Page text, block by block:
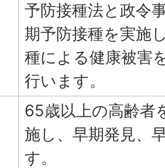
予防接種法と政令
期予防接種を実施
種による健康被害
行います。
65歳以上の高齢者
施し、早期発見、
す。